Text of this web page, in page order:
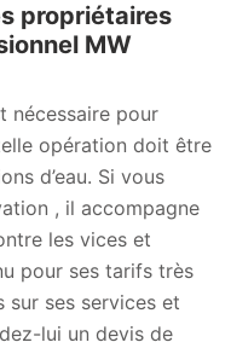
propriétaires
MW
nécessaire pour
opération doit être
d’eau. Si vous
, il accompagne
les vices et
pour ses tarifs très
sur ses services et
lui un devis de